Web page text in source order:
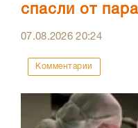
спасли от
07.08.202620:24
Комментарии